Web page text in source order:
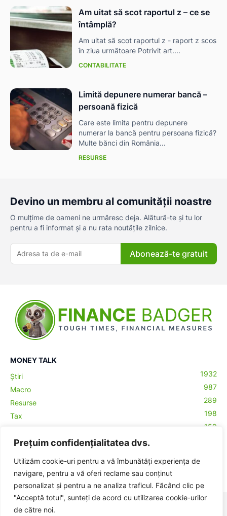
Prețuim confidențialitatea dvs.
Utilizăm cookie-uri pentru a vă îmbunătăți experiența de
navigare, pentru a vă oferi reclame sau conținut
personalizat și pentru a ne analiza traficul. Făcând clic pe
"Acceptă totul", sunteți de acord cu utilizarea cookie-urilor
de către noi.
Am uitat să scot raportul z – ce se
întâmplă?
Am uitat să scot raportul z - raport z scos
în ziua următoare Potrivit art....
CONTABILITATE
Limită depunere numerar bancă –
persoană fizică
Care este limita pentru depunere
numerar la bancă pentru persoana fizică?
Multe bănci din România...
RESURSE
Devino un membru al comunității noastre
O mulțime de oameni ne urmăresc deja. Alătură-te și tu lor
pentru a fi informat și a nu rata noutățile zilnice.
Abonează-te gratuit
MONEY TALK
Știri
1932
Macro
987
Resurse
289
Tax
198
159
Contabilitate
Crypto
© BadgerHub - Toate drepturile rezervate -
Publicitate